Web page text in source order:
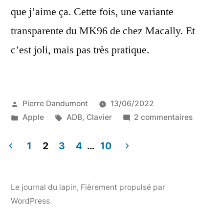
que j’aime ça. Cette fois, une variante
transparente du MK96 de chez Macally. Et
c’est joli, mais pas très pratique.
Publié
par
Pierre Dandumont
13/06/2022
Publié
Apple Étiquettes :
ADB, Clavier 2 commentairessur
des
1 2 3 4 … 10
Le journal du lapin, Fièrement propulsé par
WordPress.